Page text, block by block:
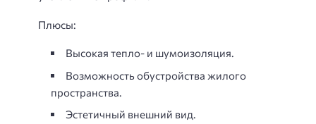
Плюсы:
Высокая тепло- и шумоизоляция.
Возможность обустройства жилого
пространства.
Эстетичный внешний вид.